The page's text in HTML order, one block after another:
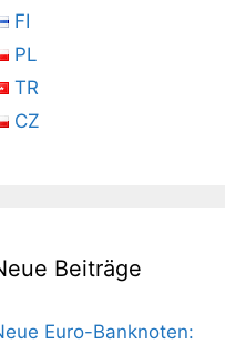
FI
PL
TR
CZ
Beiträge
Euro-Banknoten: